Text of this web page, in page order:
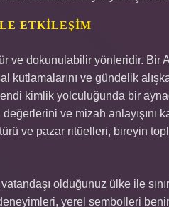
ETKILEŞIM
ve dokunulabilir yönleridir. Bir
ve gündelik
kimlik yolculuğunda bir
ve mizah anlayışını
ve pazar ritüelleri, bireyin
olduğunuz ülke ile
yerel sembolleri